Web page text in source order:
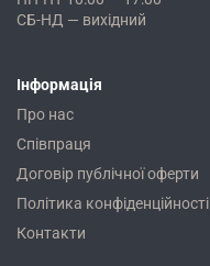
СБ-НД — вихідний
Інформація
Про нас
Співпраця
Договір публічної оферти
Політика конфіденційності
Контакти